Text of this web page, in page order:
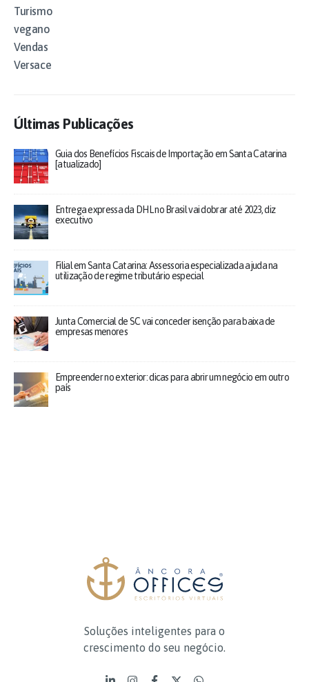
Turismo
vegano
Vendas
Versace
Últimas Publicações
Guia dos Benefícios Fiscais de Importação em Santa Catarina
[atualizado]
Entrega expressa da DHL no Brasil vai dobrar até 2023, diz
executivo
Filial em Santa Catarina: Assessoria especializada ajuda na
utilização de regime tributário especial
Junta Comercial de SC vai conceder isenção para baixa de
empresas menores
Empreender no exterior: dicas para abrir um negócio em outro
país
Soluções inteligentes para o
crescimento do seu negócio.